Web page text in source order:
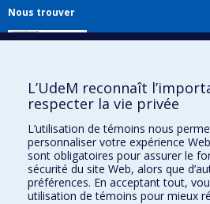
Nous trouver
Voir sur Plan Campus
Suivez-nous
Liens utiles
L’UdeM reconnaît
respecter la vie privée
L’utilisation de témoins nous
personnaliser votre expérience
sont obligatoires pour assurer le
sécurité du site Web, alors que
préférences. En acceptant tout,
utilisation de témoins pour mieux